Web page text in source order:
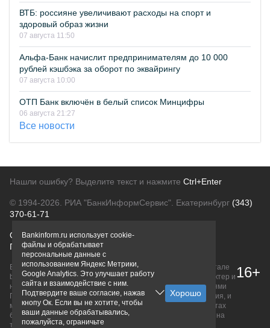
ВТБ: россияне увеличивают расходы на спорт и
здоровый образ жизни
07 августа 11:50
Альфа-Банк начислит предпринимателям до 10 000
рублей кэшбэка за оборот по эквайрингу
07 августа 10:00
ОТП Банк включён в белый список Минцифры
06 августа 21:27
Все новости
Нашли ошибку? Выделите текст и нажмите Ctrl+Enter
© 1994-2026. РИА "БанкИнформСервис". Екатеринбург (343)
370-61-71
О проектеПолитика конфиденциальности
Правовая информацияДля рекламодателей
Вся информация о продуктах банков, размещенная на портале
bankinform.ru, носит исключительно ознакомительный характер и
не является публичной офертой, определяемой положениями
ГК РФ. Информация не содержит точного и полного описания, и
может быть изменена. Конечные условия уточняйте на сайтах
банков или при личном обращении. Исключительное право на
товарные знаки принадлежит их правообладателям.
16+
Bankinform.ru использует cookie-
файлы и обрабатывает
персональные данные с
использованием Яндекс Метрики,
Google Analytics. Это улучшает работу
сайта и взаимодействие с ним.
Подтвердите ваше согласие, нажав
кнопу Ок. Если вы не хотите, чтобы
ваши данные обрабатывались,
пожалуйста, ограничьте